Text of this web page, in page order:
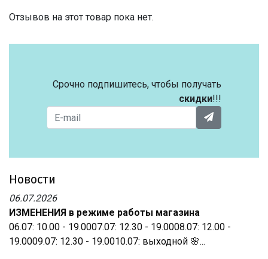
Отзывов на этот товар пока нет.
Срочно подпишитесь, чтобы получать
скидки!!!
Новости
06.07.2026
ИЗМЕНЕНИЯ в режиме работы магазина
06.07: 10.00 - 19.0007.07: 12.30 - 19.0008.07: 12.00 -
19.0009.07: 12.30 - 19.0010.07: выходной 🌸...